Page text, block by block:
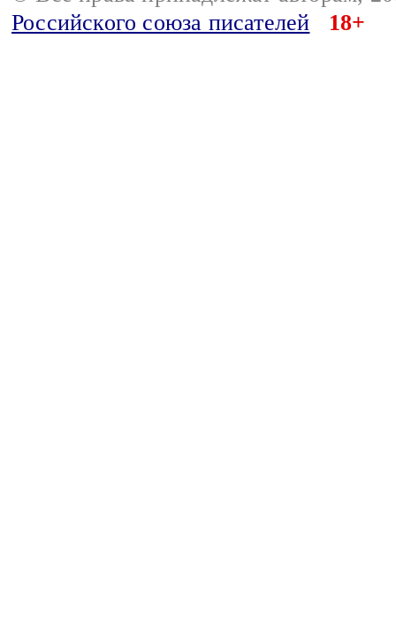
Российского союза писателей
18+